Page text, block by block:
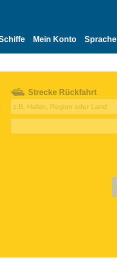
Mein Konto Sprache
Strecke Rückfahrt